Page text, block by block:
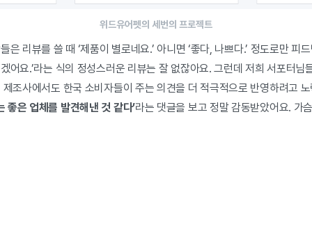
위드유어펫의 세번의 프로젝트
은 리뷰를 쓸 때 ‘제품이 별로네요.’ 아니면 ‘좋다, 나쁘다.’ 정도로만 피
어요.’라는 식의 정성스러운 리뷰는 잘 없잖아요. 그런데 저희 서포터님
조사에서도 한국 소비자들이 주는 의견을 더 적극적으로 반영하려고
좋은 업체를 발견해낸 것 같다’라는 댓글을 보고 정말 감동받았어요. 가